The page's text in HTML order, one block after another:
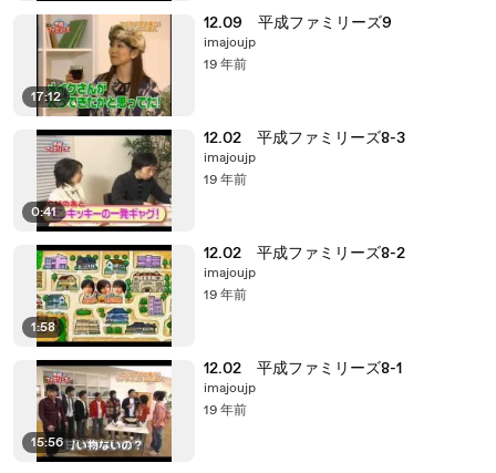
17:12
12.09 平成ファミリーズ9
imajoujp
19 年前
0:41
12.02 平成ファミリーズ8-3
imajoujp
19 年前
1:58
12.02 平成ファミリーズ8-2
imajoujp
19 年前
15:56
12.02 平成ファミリーズ8-1
imajoujp
19 年前